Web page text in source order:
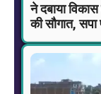
ने दबाया
की सौगात,